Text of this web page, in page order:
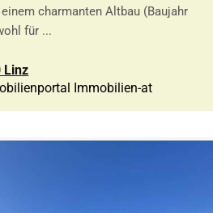
charmanten Altbau (Baujahr
für ...
Linz
Immobilien-at